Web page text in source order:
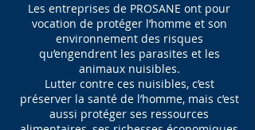
Les entreprises de PROSANE ont pour
vocation de protéger l’homme et son
environnement des risques
qu’engendrent les parasites et les
animaux nuisibles.
Lutter contre ces nuisibles, c’est
préserver la santé de l’homme, mais c’est
aussi protéger ses ressources